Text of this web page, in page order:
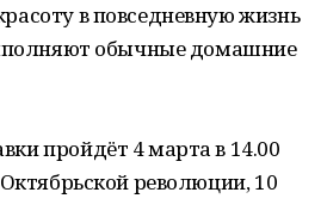
в повседневную жизнь
обычные домашние
пройдёт 4 марта в 14.00
революции, 10